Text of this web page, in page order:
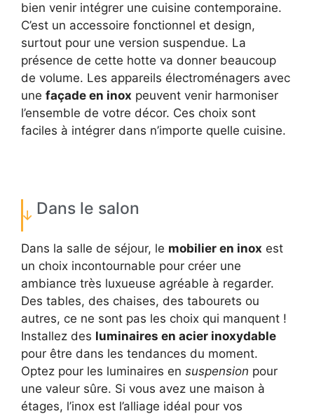
bien venir intégrer une cuisine contemporaine.
C’est un accessoire fonctionnel et design,
surtout pour une version suspendue. La
présence de cette hotte va donner beaucoup
de volume. Les appareils électroménagers avec
une façade en inox peuvent venir harmoniser
l’ensemble de votre décor. Ces choix sont
faciles à intégrer dans n’importe quelle cuisine.
Dans le salon
Dans la salle de séjour, le mobilier en inox est
un choix incontournable pour créer une
ambiance très luxueuse agréable à regarder.
Des tables, des chaises, des tabourets ou
autres, ce ne sont pas les choix qui manquent !
Installez des luminaires en acier inoxydable
pour être dans les tendances du moment.
Optez pour les luminaires en suspension pour
une valeur sûre. Si vous avez une maison à
étages, l’inox est l’alliage idéal pour vos